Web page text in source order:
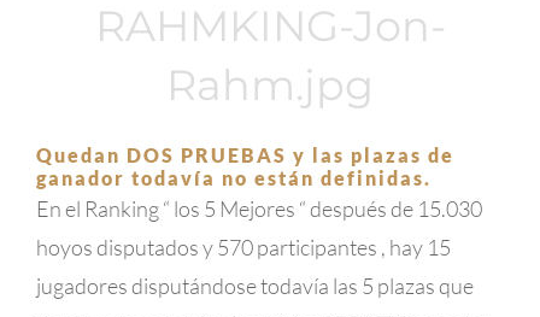
Quedan DOS PRUEBAS y las plazas de
ganador todavía no están definidas.
En el Ranking “ los 5 Mejores “ después de 15.030
hoyos disputados y 570 participantes , hay 15
jugadores disputándose todavía las 5 plazas que